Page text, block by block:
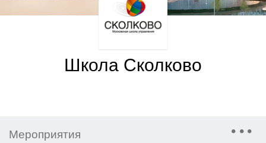
Школа Сколково
Мероприятия